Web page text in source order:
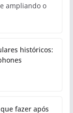
ampliando o
históricos:
fazer após